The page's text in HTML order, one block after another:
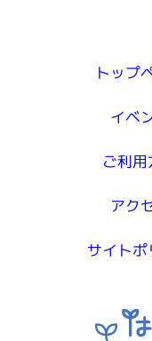
トップ
イベ
ご利用
アク
サイトポ